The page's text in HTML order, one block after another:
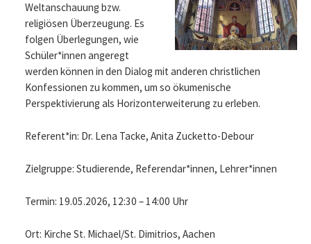
Weltanschauung bzw.
religiösen Überzeugung. Es
folgen Überlegungen, wie
Schüler*innen angeregt
werden können in den Dialog mit anderen christlichen
Konfessionen zu kommen, um so ökumenische
Perspektivierung als Horizonterweiterung zu erleben.
Referent*in: Dr. Lena Tacke, Anita Zucketto-Debour
Zielgruppe: Studierende, Referendar*innen, Lehrer*innen
Termin: 19.05.2026, 12:30 – 14:00 Uhr
Ort: Kirche St. Michael/St. Dimitrios, Aachen